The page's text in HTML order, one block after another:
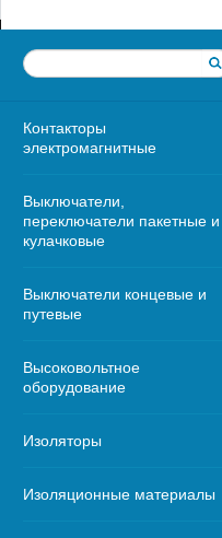
Контакторы
электромагнитные
Выключатели,
переключатели пакетные и
кулачковые
Выключатели концевые и
путевые
Высоковольтное
оборудование
Изоляторы
Изоляционные материалы